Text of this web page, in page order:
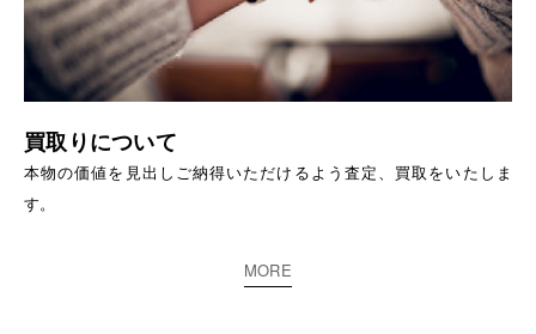
買取りについて
本物の価値を見出しご納得いただけるよう査定、買取をいたしま
す。
MORE